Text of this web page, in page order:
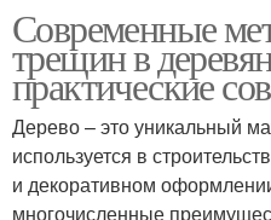
Большие трещины
Современные
трещин в
практические
Дерево – это уникальный
используется в
и декоративном
многочисленные